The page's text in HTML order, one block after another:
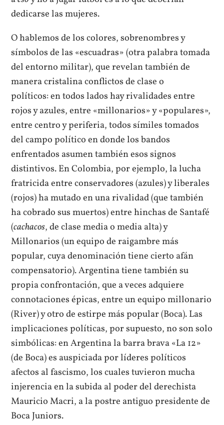
dedicarse las mujeres.
O hablemos de los colores, sobrenombres y
símbolos de las «escuadras» (otra palabra tomada
del entorno militar), que revelan también de
manera cristalina conflictos de clase o
políticos: en todos lados hay rivalidades entre
rojos y azules, entre «millonarios» y «populares»,
entre centro y periferia, todos símiles tomados
del campo político en donde los bandos
enfrentados asumen también esos signos
distintivos. En Colombia, por ejemplo, la lucha
fratricida entre conservadores (azules) y liberales
(rojos) ha mutado en una rivalidad (que también
ha cobrado sus muertos) entre hinchas de Santafé
(cachacos, de clase media o media alta) y
Millonarios (un equipo de raigambre más
popular, cuya denominación tiene cierto afán
compensatorio). Argentina tiene también su
propia confrontación, que a veces adquiere
connotaciones épicas, entre un equipo millonario
(River) y otro de estirpe más popular (Boca). Las
implicaciones políticas, por supuesto, no son solo
simbólicas: en Argentina la barra brava «La 12»
(de Boca) es auspiciada por líderes políticos
afectos al fascismo, los cuales tuvieron mucha
injerencia en la subida al poder del derechista
Mauricio Macri, a la postre antiguo presidente de
Boca Juniors.